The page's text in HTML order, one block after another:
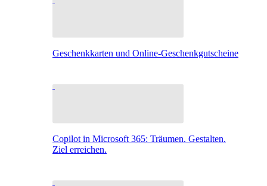
Geschenkkarten und Online-Geschenkgutscheine
Copilot in Microsoft 365: Träumen. Gestalten.
Ziel erreichen.